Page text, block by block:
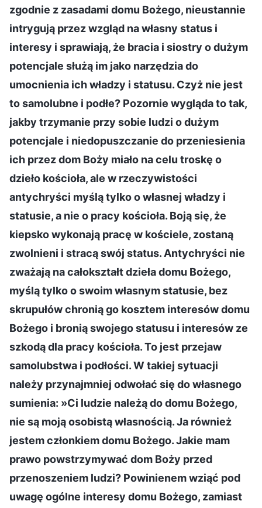
zgodnie z zasadami domu Bożego, nieustannie
intrygują przez wzgląd na własny status i
interesy i sprawiają, że bracia i siostry o dużym
potencjale służą im jako narzędzia do
umocnienia ich władzy i statusu. Czyż nie jest
to samolubne i podłe? Pozornie wygląda to tak,
jakby trzymanie przy sobie ludzi o dużym
potencjale i niedopuszczanie do przeniesienia
ich przez dom Boży miało na celu troskę o
dzieło kościoła, ale w rzeczywistości
antychryści myślą tylko o własnej władzy i
statusie, a nie o pracy kościoła. Boją się, że
kiepsko wykonają pracę w kościele, zostaną
zwolnieni i stracą swój status. Antychryści nie
zważają na całokształt dzieła domu Bożego,
myślą tylko o swoim własnym statusie, bez
skrupułów chronią go kosztem interesów domu
Bożego i bronią swojego statusu i interesów ze
szkodą dla pracy kościoła. To jest przejaw
samolubstwa i podłości. W takiej sytuacji
należy przynajmniej odwołać się do własnego
sumienia: »Ci ludzie należą do domu Bożego,
nie są moją osobistą własnością. Ja również
jestem członkiem domu Bożego. Jakie mam
prawo powstrzymywać dom Boży przed
przenoszeniem ludzi? Powinienem wziąć pod
uwagę ogólne interesy domu Bożego, zamiast